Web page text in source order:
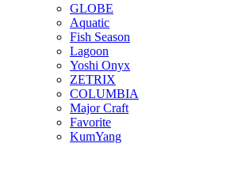
GLOBE
Aquatic
Fish Season
Lagoon
Yoshi Onyx
ZETRIX
COLUMBIA
Major Craft
Favorite
KumYang